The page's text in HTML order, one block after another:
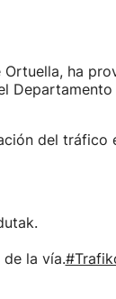
ha
del tráfico
la vía.